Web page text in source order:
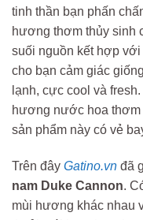
tinh thần bạn phấn
hương thơm thủy sinh
suối nguồn kết hợp
cho bạn cảm giác
lạnh, cực cool và
hương nước hoa thơm
sản phẩm này có vẻ
Trên đây Gatino.vn đã
nam Duke Cannon.
mùi hương khác nhau